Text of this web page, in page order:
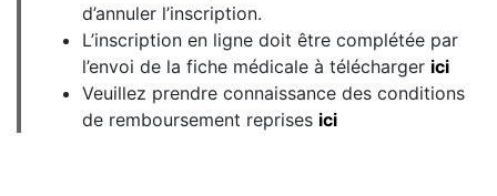
d’annuler l’inscription.
L’inscription en ligne doit être complétée par
l’envoi de la fiche médicale à télécharger ici
Veuillez prendre connaissance des conditions
de remboursement reprises ici